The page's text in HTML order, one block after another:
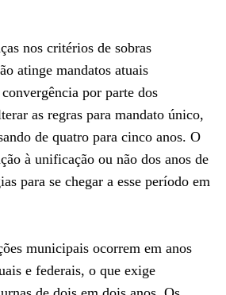
nos critérios de sobras
atinge mandatos atuais
por parte dos
as regras para mandato único,
de quatro para cinco anos. O
à unificação ou não dos anos de
para se chegar a esse período em
municipais ocorrem em anos
e federais, o que exige